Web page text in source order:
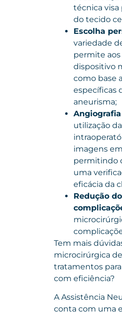
técnica visa
do tecido
Escolha
variedade
permite
dispositivo
como base
específicas
aneurisma;
utilização
imagens
permitindo
uma
eficácia da
Redução
Tem mais
microcirúrgica
tratamentos
com eficiência?
A Assistência
conta com uma